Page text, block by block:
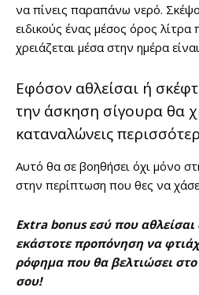
να πίνεις παραπάνω νερό.
ειδικούς ένας μέσος όρος
χρειάζεται μέσα στην ημέρα
Εφόσον αθλείσαι ή
την άσκηση σίγουρα θα
καταναλώνεις
Αυτό θα σε βοηθήσει όχι μόνο
στην περίπτωση που θες να
Extra bonus εσύ που αθλείσαι
εκάστοτε προπόνηση να
ρόφημα που θα βελτιώσει
σου!